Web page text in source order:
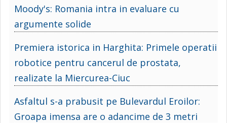
Moody's: Romania intra in evaluare cu
argumente solide
Premiera istorica in Harghita: Primele operatii
robotice pentru cancerul de prostata,
realizate la Miercurea-Ciuc
Asfaltul s-a prabusit pe Bulevardul Eroilor:
Groapa imensa are o adancime de 3 metri